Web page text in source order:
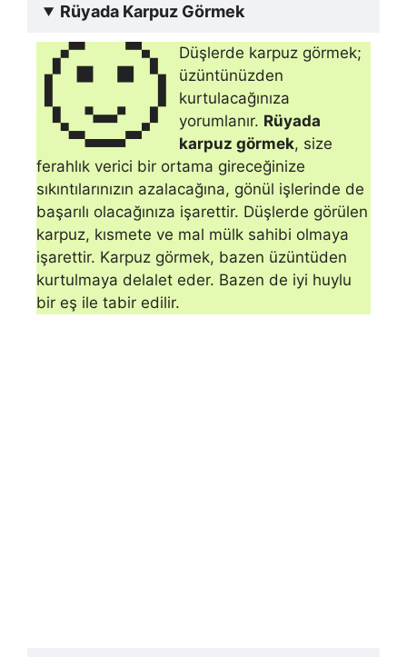
Rüyada Karpuz Görmek
🙂
Düşlerde karpuz görmek;
üzüntünüzden
kurtulacağınıza
yorumlanır. Rüyada
karpuz görmek, size
ferahlık verici bir ortama gireceğinize
sıkıntılarınızın azalacağına, gönül işlerinde de
başarılı olacağınıza işarettir. Düşlerde görülen
karpuz, kısmete ve mal mülk sahibi olmaya
işarettir. Karpuz görmek, bazen üzüntüden
kurtulmaya delalet eder. Bazen de iyi huylu
bir eş ile tabir edilir.